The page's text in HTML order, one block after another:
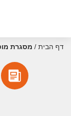
דף הבית / מסגרת